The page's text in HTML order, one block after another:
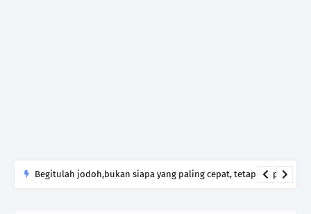
Begitulah jodoh,bukan siapa yang paling cepat, tetapi siapa